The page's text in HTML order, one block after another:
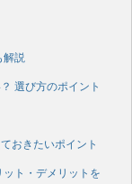
解説
選び方のポイント
おきたいポイント
ト・デメリットを